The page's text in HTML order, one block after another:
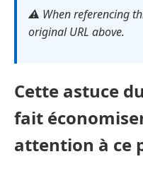
⚠️ When referencing
original URL above.
Cette astuce
fait
attention à ce